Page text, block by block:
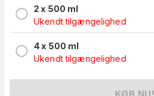
2 x 500 ml
Ukendt tilgængelighed
4 x 500 ml
Ukendt tilgængelighed